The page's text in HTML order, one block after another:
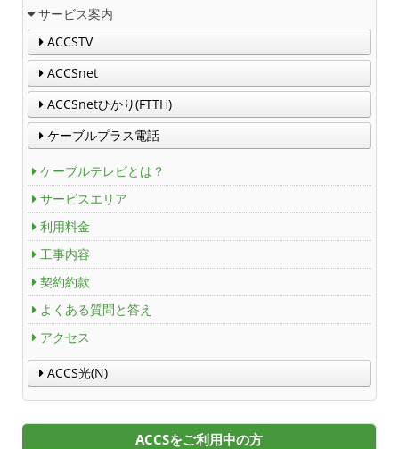
サービス案内
ACCSTV
ACCSnet
ACCSnetひかり(FTTH)
ケーブルプラス電話
ケーブルテレビとは？
サービスエリア
利用料金
工事内容
契約約款
よくある質問と答え
アクセス
ACCS光(N)
ACCSをご利用中の方